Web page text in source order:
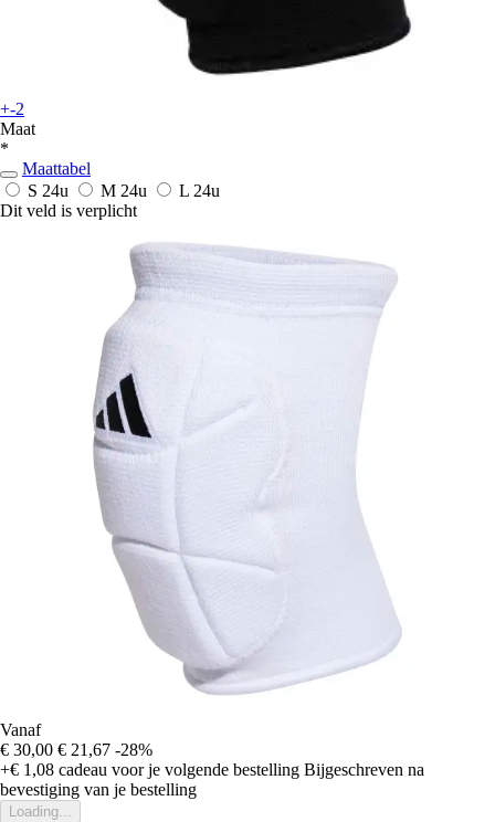
+-2
Maat
*
Maattabel
S 24u M 24u L 24u
Dit veld is verplicht
Vanaf
€ 30,00 € 21,67 -28%
+€ 1,08 cadeau voor je volgende bestelling Bijgeschreven na
bevestiging van je bestelling
Loading...